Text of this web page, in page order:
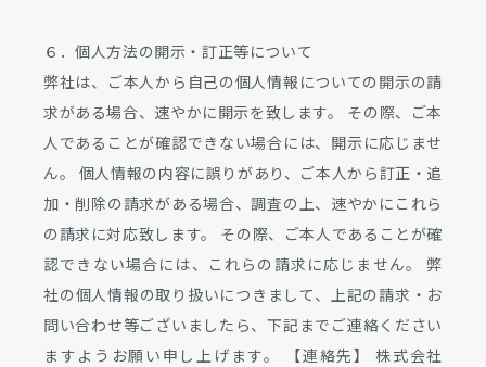
６．個人方法の開示・訂正等について
弊社は、ご本人から自己の個人情報についての開示の請
求がある場合、速やかに開示を致します。 その際、ご本
人であることが確認できない場合には、開示に応じませ
ん。 個人情報の内容に誤りがあり、ご本人から訂正・追
加・削除の請求がある場合、調査の上、速やかにこれら
の請求に対応致します。 その際、ご本人であることが確
認できない場合には、これらの請求に応じません。 弊
社の個人情報の取り扱いにつきまして、上記の請求・お
問い合わせ等ございましたら、下記までご連絡ください
ますようお願い申し上げます。 【連絡先】 株式会社